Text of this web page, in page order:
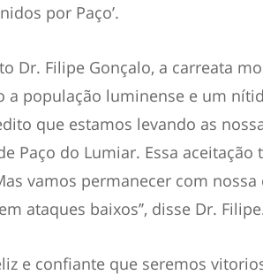
por Paço’.
Dr. Filipe Gonçalo, a carreata
a população luminense e um
que estamos levando as
Paço do Lumiar. Essa
vamos permanecer com
ataques baixos’’, disse Dr.
e confiante que seremos